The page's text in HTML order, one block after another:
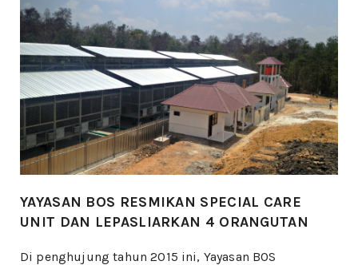
YAYASAN BOS RESMIKAN SPECIAL CARE
UNIT DAN LEPASLIARKAN 4 ORANGUTAN
Di penghujung tahun 2015 ini, Yayasan BOS